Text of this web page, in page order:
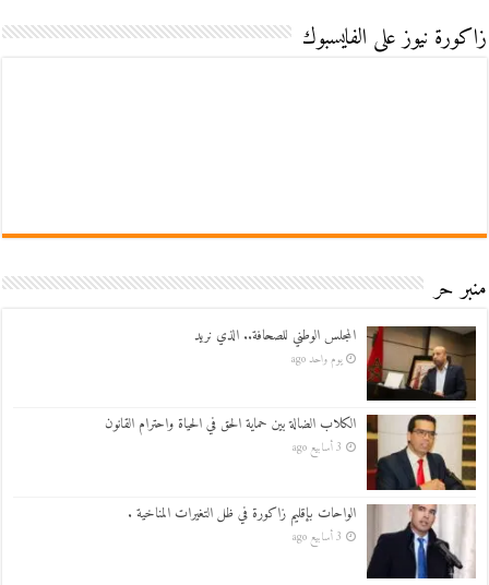
زاكورة نيوز على الفايسبوك
منبر حر
المجلس الوطني للصحافة.. الذي نريد
يوم واحد ago
الكلاب الضالة بين حماية الحق في الحياة واحترام القانون
3 أسابيع ago
الواحات بإقليم زاكورة في ظل التغيرات المناخية .
3 أسابيع ago